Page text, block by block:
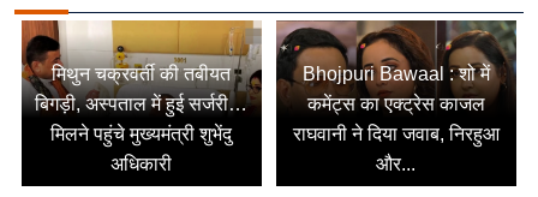
मिथुन चक्रवर्ती की तबीयत
बिगड़ी, अस्पताल में हुई सर्जरी…
मिलने पहुंचे मुख्यमंत्री शुभेंदु
अधिकारी
Bhojpuri Bawaal : शो में
कमेंट्स का एक्ट्रेस काजल
राघवानी ने दिया जवाब, निरहुआ
और...